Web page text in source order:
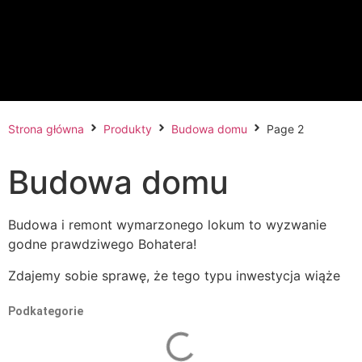
Strona główna Produkty Budowa domu Page 2
Budowa domu
Budowa i remont wymarzonego lokum to wyzwanie
godne prawdziwego Bohatera!
Zdajemy sobie sprawę, że tego typu inwestycja wiąże
wiele pytań oraz wątpliwości. Właśnie w trosce o Was –
Drodzy Klienci, służymy fachową praktyczną poradą
oraz proponujemy sprawdzone produkty najlepszych
Podkategorie